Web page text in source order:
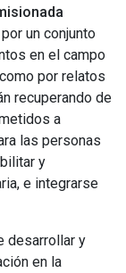
un conjunto
en el campo
por relatos
recuperando de
a
las personas
y
e integrarse
desarrollar y
en la